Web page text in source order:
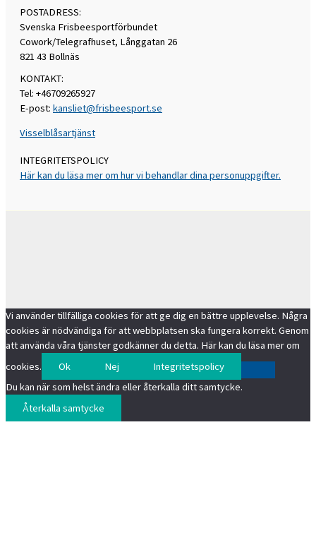
POSTADRESS:
Svenska Frisbeesportförbundet
Cowork/Telegrafhuset, Långgatan 26
821 43 Bollnäs
KONTAKT:
Tel: +46709265927
E-post: kansliet@frisbeesport.se
Visselblåsartjänst
INTEGRITETSPOLICY
Här kan du läsa mer om hur vi behandlar dina personuppgifter.
Vi använder tillfälliga cookies för att ge dig en bättre upplevelse. Några
cookies är nödvändiga för att webbplatsen ska fungera korrekt. Genom
att använda våra tjänster godkänner du detta. Här kan du läsa mer om
cookies.
Ok Nej
Integritetspolicy
Du kan när som helst ändra eller återkalla ditt samtycke.
Återkalla samtycke